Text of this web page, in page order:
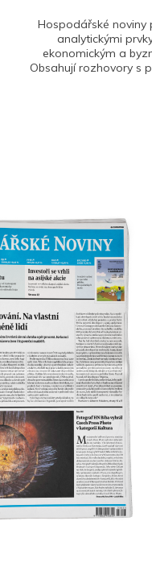
Hospodářské noviny
analytickými
ekonomickým a
Obsahují rozhovory s